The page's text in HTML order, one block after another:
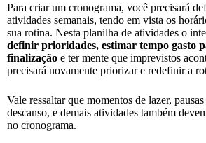
Para criar um cronograma, você precisará
atividades semanais, tendo em vista os
sua rotina. Nesta planilha de atividades o
definir prioridades, estimar tempo gasto
finalização e ter mente que imprevistos
precisará novamente priorizar e redefinir a
Vale ressaltar que momentos de lazer, pausas
descanso, e demais atividades também
no cronograma.